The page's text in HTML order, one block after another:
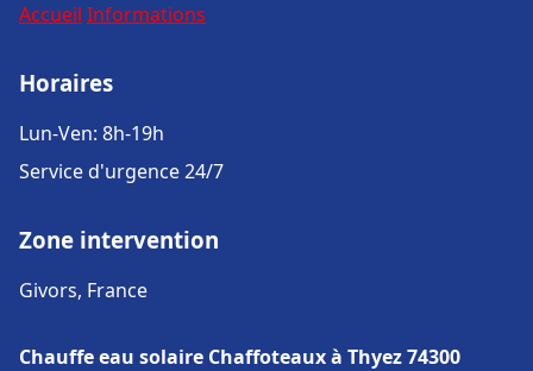
Accueil Informations
Horaires
Lun-Ven: 8h-19h
Service d'urgence 24/7
Zone intervention
Givors, France
Chauffe eau solaire Chaffoteaux à Thyez 74300